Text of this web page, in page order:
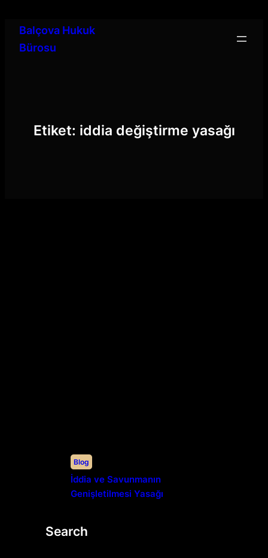
Balçova Hukuk
Bürosu
Etiket: iddia değiştirme yasağı
Blog
İddia ve Savunmanın
Genişletilmesi Yasağı
Search